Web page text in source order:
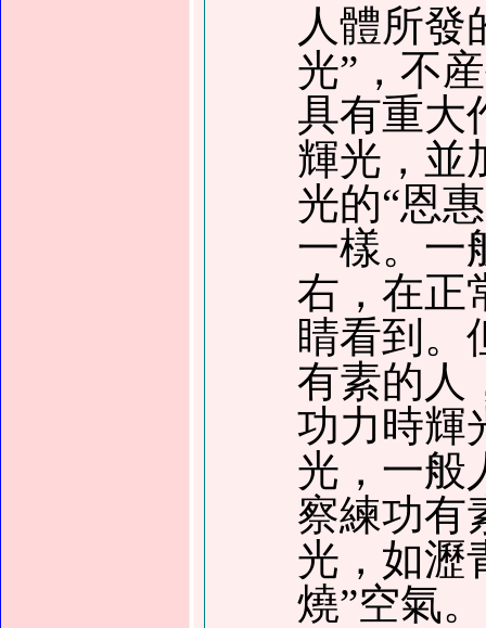
人體所發
光”，不
具有重大
輝光，並
光的“恩
一樣。一
右，在正
睛看到。
有素的人
功力時輝
光，一般
察練功有
光，如瀝
燒”空氣。